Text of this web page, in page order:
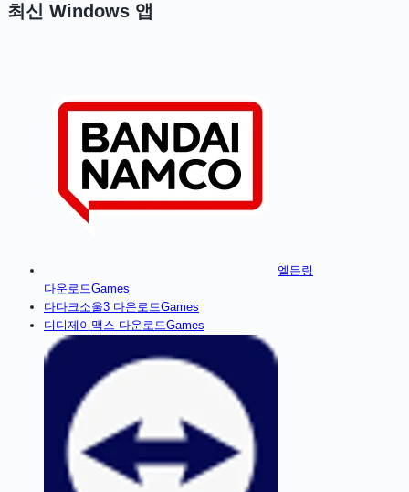
최신 Windows 앱
엘든링
다운로드Games
다다크소울3 다운로드Games
디 디제이맥스 다운로드Games